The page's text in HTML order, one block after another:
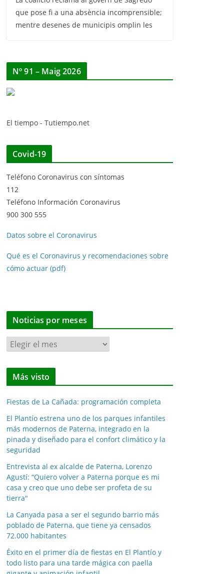
que pose fi a una absència incomprensible;
mentre desenes de municipis omplin les
Nº 91 – Maig 2026
El tiempo - Tutiempo.net
Covid-19
Teléfono Coronavirus con síntomas
112
Teléfono Información Coronavirus
900 300 555
Datos sobre el Coronavirus
Qué es el Coronavirus y recomendaciones sobre
cómo actuar (pdf)
Noticias por meses
N
o
t
i
a
s
p
o
r
m
e
e
s
Más visto
Fiestas de La Cañada: programación completa
El Plantío estrena uno de los parques infantiles
más modernos de Paterna, integrado en la
pinada y diseñado para el confort climático y la
seguridad
Entrevista al ex alcalde de Paterna, Lorenzo
Agustí: “Quiero volver a Paterna porque es mi
casa y creo que uno debe ser profeta de su
tierra"
La Canyada pasa a ser el segundo barrio más
poblado de Paterna, que tiene ya censados
72.000 habitantes
Éxito en el primer día de fiestas en El Plantío y
todo listo para una tarde mágica con paella